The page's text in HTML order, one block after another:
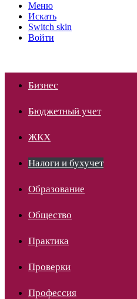
Меню
Искать
Switch skin
Войти
Бизнес
Бюджетный учет
ЖКХ
Налоги и бухучет
Образование
Общество
Практика
Проверки
Профессия